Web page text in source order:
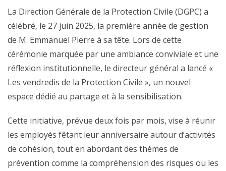
La Direction Générale de la Protection Civile (DGPC) a
célébré, le 27 juin 2025, la première année de gestion
de M. Emmanuel Pierre à sa tête. Lors de cette
cérémonie marquée par une ambiance conviviale et une
réflexion institutionnelle, le directeur général a lancé «
Les vendredis de la Protection Civile », un nouvel
espace dédié au partage et à la sensibilisation.
Cette initiative, prévue deux fois par mois, vise à réunir
les employés fêtant leur anniversaire autour d’activités
de cohésion, tout en abordant des thèmes de
prévention comme la compréhension des risques ou les